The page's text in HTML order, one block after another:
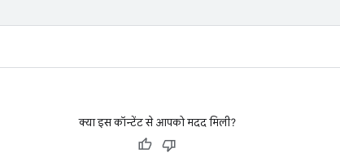
क्या इस कॉन्टेंट से आपको मदद मिली?